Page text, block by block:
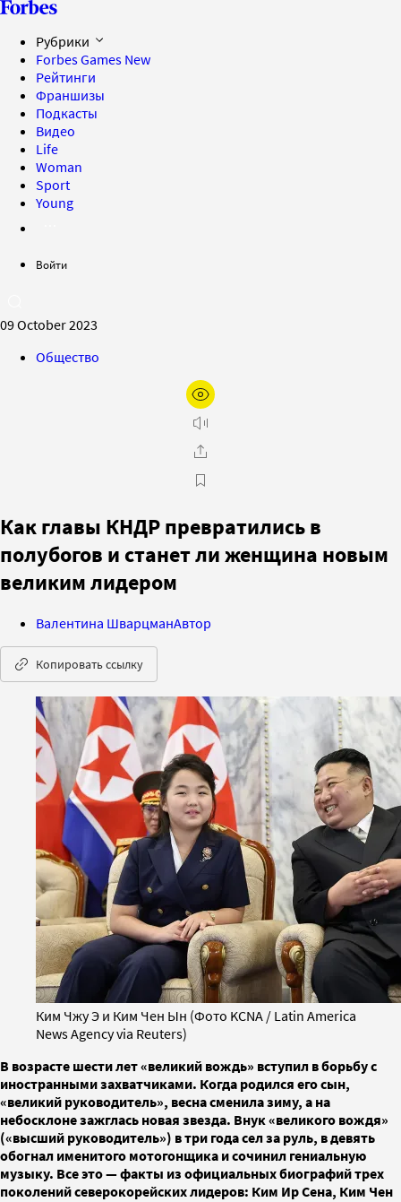
Рубрики
Forbes Games New
Рейтинги
Франшизы
Подкасты
Видео
Life
Woman
Sport
Young
Войти
09 October 2023
Общество
Как главы КНДР превратились в
полубогов и станет ли женщина новым
великим лидером
Валентина ШварцманАвтор
Копировать ссылку
Ким Чжу Э и Ким Чен Ын (Фото KCNA / Latin America
News Agency via Reuters)
В возрасте шести лет «великий вождь» вступил в борьбу с
иностранными захватчиками. Когда родился его сын,
«великий руководитель», весна сменила зиму, а на
небосклоне зажглась новая звезда. Внук «великого вождя»
(«высший руководитель») в три года сел за руль, в девять
обогнал именитого мотогонщика и сочинил гениальную
музыку. Все это — факты из официальных биографий трех
поколений северокорейских лидеров: Ким Ир Сена, Ким Чен